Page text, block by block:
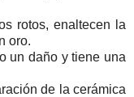
rotos, enaltecen la
oro.
un daño y tiene una
de la cerámica